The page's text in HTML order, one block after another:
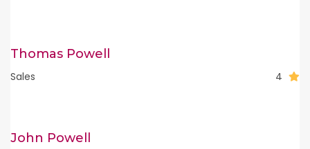
Thomas Powell
Sales 4
John Powell